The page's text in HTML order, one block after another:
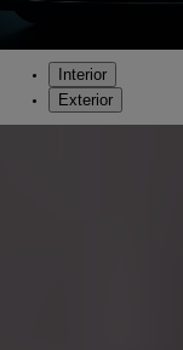
Interior
Exterior